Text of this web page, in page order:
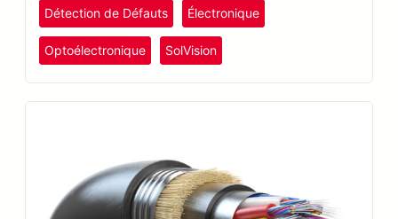
Détection de Défauts Électronique
Optoélectronique SolVision